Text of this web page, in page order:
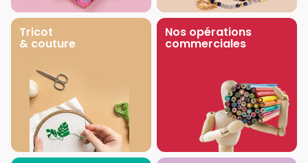
Tricot
& couture
Nos opérations
commerciales